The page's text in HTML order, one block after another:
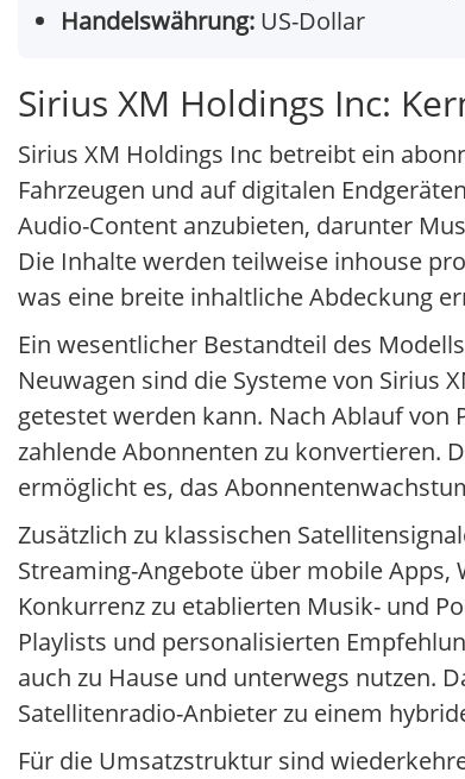
Handelswährung: US-Dollar
Sirius XM Holdings Inc:
Sirius XM Holdings Inc betreibt ein
Fahrzeugen und auf digitalen
Audio-Content anzubieten, darunter
Die Inhalte werden teilweise inhouse
was eine breite inhaltliche Abdeckung
Ein wesentlicher Bestandteil des
Neuwagen sind die Systeme von
getestet werden kann. Nach Ablauf
zahlende Abonnenten zu konvertieren.
ermöglicht es, das
Zusätzlich zu klassischen
Streaming-Angebote über mobile
Konkurrenz zu etablierten Musik- und
Playlists und personalisierten
auch zu Hause und unterwegs nutzen.
Satellitenradio-Anbieter zu einem
Für die Umsatzstruktur sind